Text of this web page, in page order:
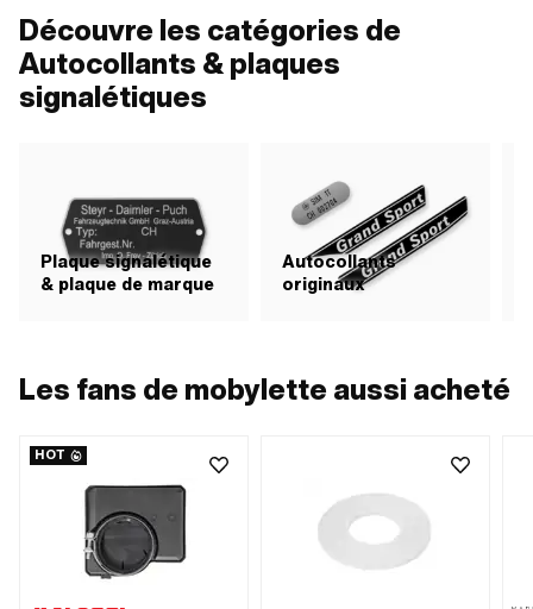
Découvre les catégories de
Autocollants & plaques
signalétiques
Plaque signalétique
& plaque de marque
Autocollants
originaux
Les fans de mobylette aussi acheté
HOT